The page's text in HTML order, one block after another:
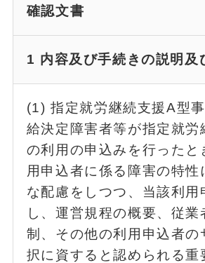
確認文書
1 内容及び手続きの説明及
(1) 指定就労継続支援A型
給決定障害者等が指定就労
の利用の申込みを行ったと
用申込者に係る障害の特性
な配慮をしつつ、当該利用
し、運営規程の概要、従業
制、その他の利用申込者の
択に資すると認められる重